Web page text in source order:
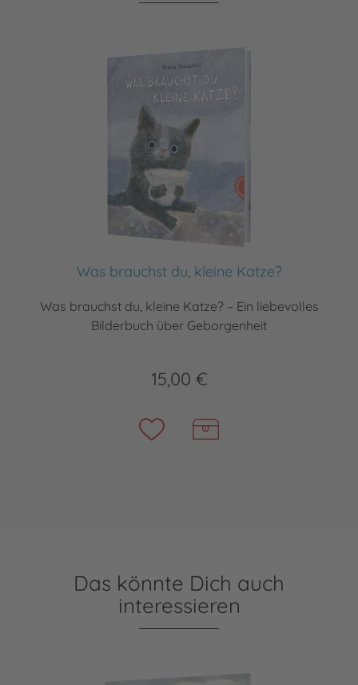
Was brauchst du, kleine Katze?
Was brauchst du, kleine Katze? – Ein liebevolles
Bilderbuch über Geborgenheit
15,00 €
Das könnte Dich auch
interessieren